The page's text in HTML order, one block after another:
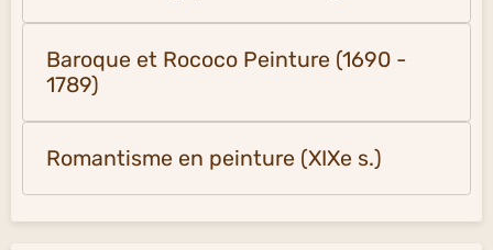
Baroque et Rococo Peinture (1690 -
1789)
Romantisme en peinture (XIXe s.)